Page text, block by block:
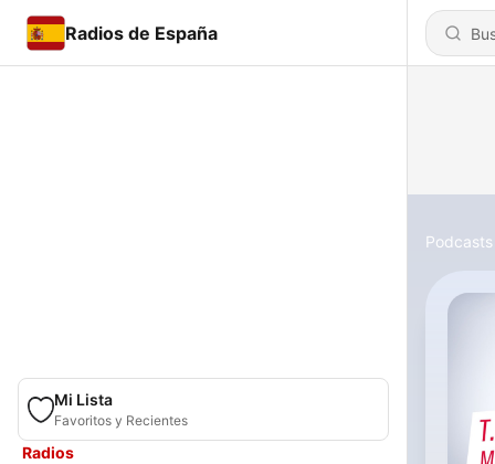
Radios de España
Mi Lista
Favoritos y Recientes
Radios
Podcasts